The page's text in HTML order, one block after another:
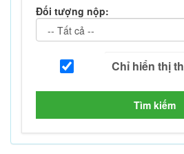
Đối tượng nộp:
Tìm kiếm